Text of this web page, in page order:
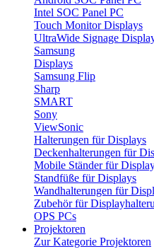
Intel SOC Panel PC
Touch Monitor Displays
UltraWide Signage
Samsung
Displays
Samsung Flip
Sharp
SMART
Sony
ViewSonic
Halterungen für Displays
Deckenhalterungen für
Mobile Ständer für
Standfüße für Displays
Wandhalterungen für
Zubehör für
OPS PCs
Projektoren
Zur Kategorie Projektoren